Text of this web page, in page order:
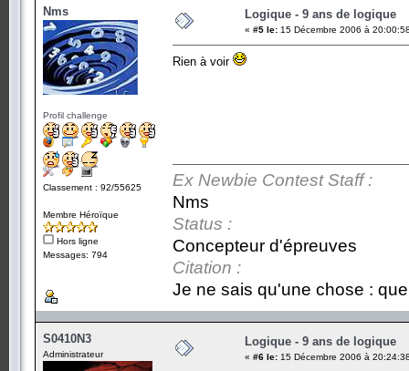
Nms
Profil challenge
Classement : 92/55625
Membre Héroïque
Hors ligne
Messages: 794
Logique - 9 ans de logique
« #5 le: 15 Décembre 2006 à
Rien à voir
Ex Newbie Contest Staff :
Nms
Status :
Concepteur d'épreuves
Citation :
Je ne sais qu'une chose :
S0410N3
Administrateur
Logique - 9 ans de logique
« #6 le: 15 Décembre 2006 à